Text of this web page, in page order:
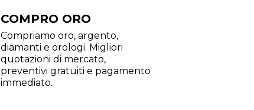
COMPRO ORO
Compriamo oro, argento,
diamanti e orologi. Migliori
quotazioni di mercato,
preventivi gratuiti e pagamento
immediato.